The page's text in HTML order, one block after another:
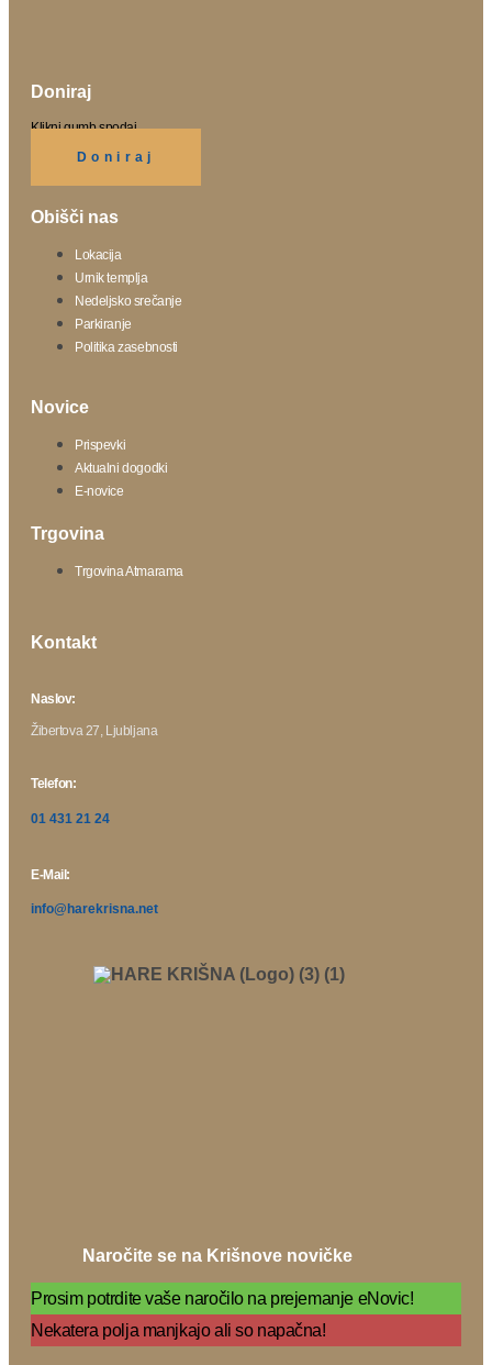
Doniraj
Klikni gumb spodaj.
Doniraj
Obišči nas
Lokacija
Urnik templja
Nedeljsko srečanje
Parkiranje
Politika zasebnosti
Novice
Prispevki
Aktualni dogodki
E-novice
Trgovina
Trgovina Atmarama
Kontakt
Naslov:
Žibertova 27, Ljubljana
Telefon:
01 431 21 24
E-Mail:
info@harekrisna.net
Naročite se na Krišnove novičke
Prosim potrdite vaše naročilo na prejemanje eNovic!
Nekatera polja manjkajo ali so napačna!